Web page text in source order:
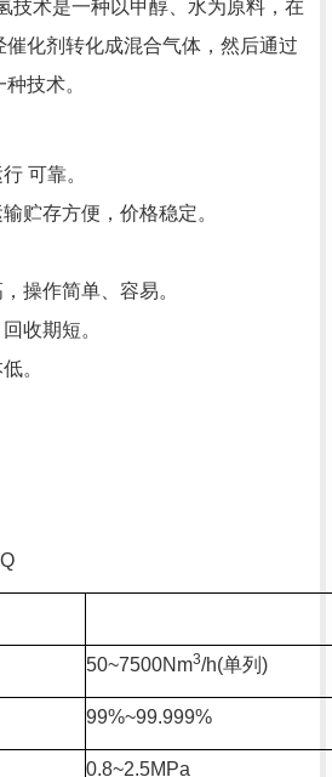
技术是一种以甲醇、水为原料，在
化剂转化成混合气体，然后通过
技术。
可靠。
贮存方便，价格稳定。
操作简单、容易。
收期短。
。
50~7500Nm3/h(单列 )
99%~99.999%
0.8~2.5MPa